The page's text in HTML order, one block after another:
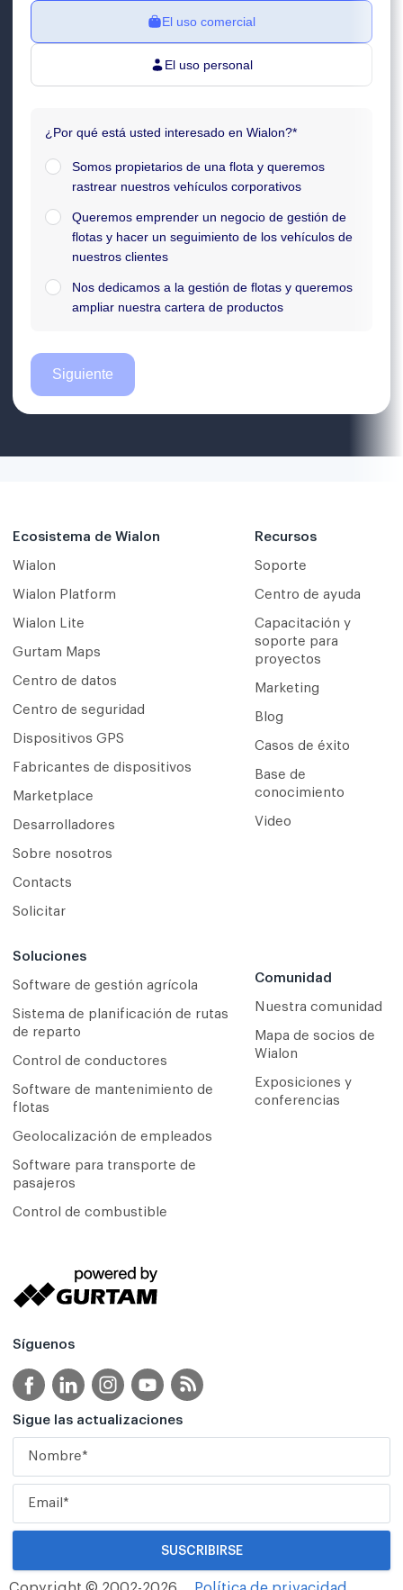
Ecosistema de Wialon
Wialon
Wialon Platform
Wialon Lite
Gurtam Maps
Centro de datos
Centro de seguridad
Dispositivos GPS
Fabricantes de dispositivos
Marketplace
Desarrolladores
Sobre nosotros
Contacts
Solicitar
Soluciones
Software de gestión agrícola
Sistema de planificación de rutas
de reparto
Сontrol de conductores
Software de mantenimiento de
flotas
Geolocalización de empleados
Software para transporte de
pasajeros
Control de combustible
Recursos
Soporte
Centro de ayuda
Capacitación y
soporte para
proyectos
Marketing
Blog
Casos de éxito
Base de
conocimiento
Video
Comunidad
Nuestra comunidad
Mapa de socios de
Wialon
Exposiciones y
conferencias
Síguenos
Sigue las actualizaciones